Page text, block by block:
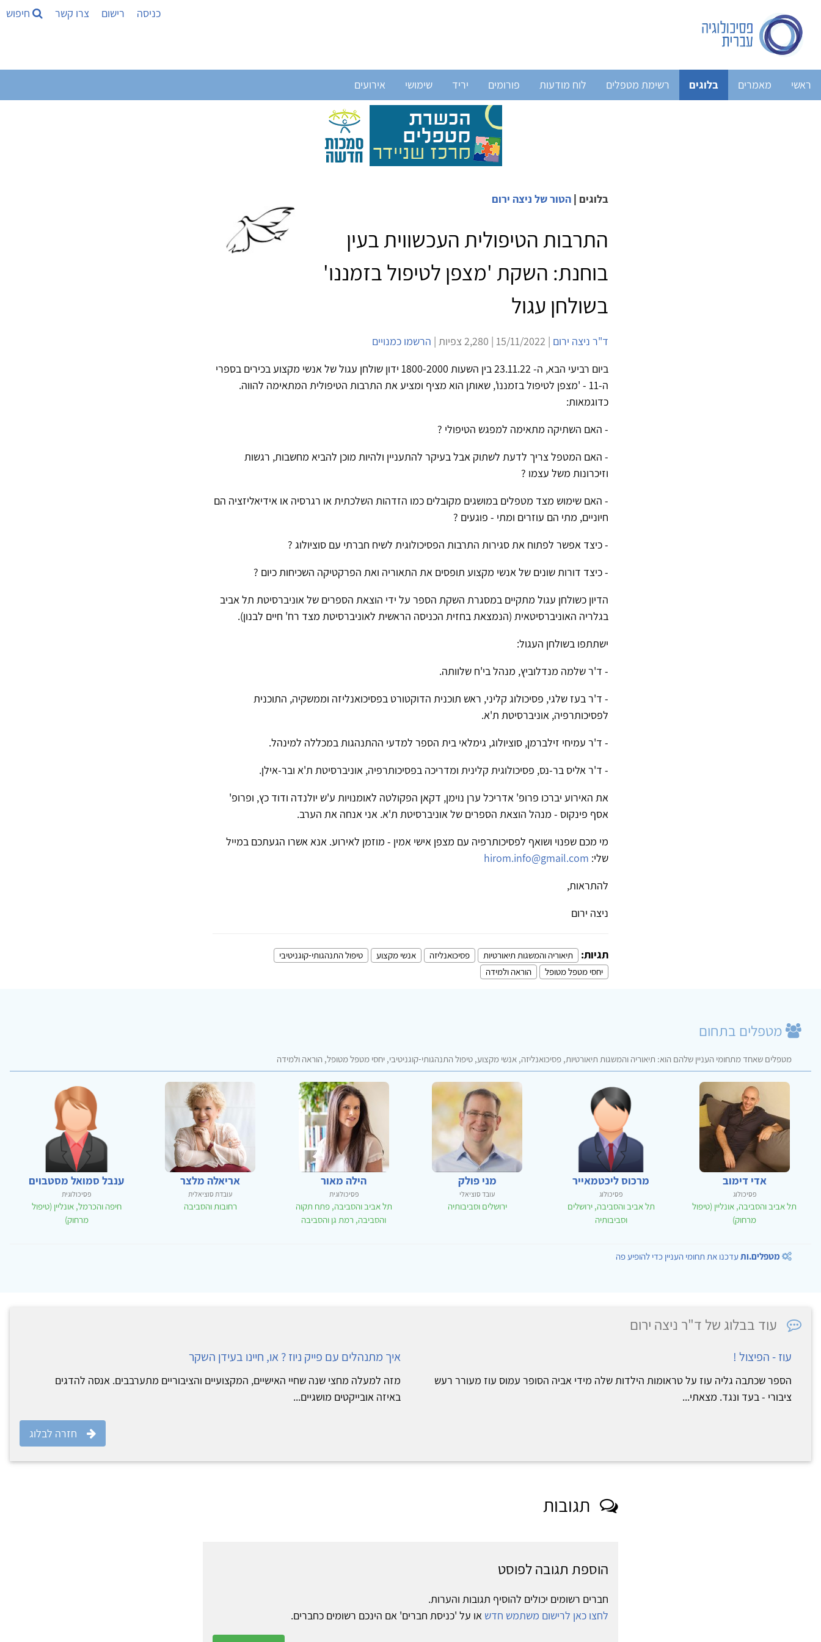
כניסה רישום צרו קשר חיפוש
ראשי מאמרים בלוגים רשימת מטפלים לוח מודעות פורומים יריד שימושי אירועים
בלוגים | הטור של ניצה ירום
התרבות הטיפולית העכשווית בעין
בוחנת: השקת 'מצפן לטיפול בזמננו'
בשולחן עגול
ד"ר ניצה ירום | 15/11/2022 | 2,280 צפיות |
הרשמו כמנויים
ביום רביעי הבא, ה- 23.11.22 בין השעות 1800-2000 ידון שולחן עגול של אנשי מקצוע בכירים בספרי
ה-11 - 'מצפן לטיפול בזמננו', שאותן הוא מציף ומציע את התרבות הטיפולית המתאימה להווה.
כדוגמאות:
- האם השתיקה מתאימה למפגש הטיפולי ?
- האם המטפל צריך לדעת לשתוק אבל בעיקר להתעניין ולהיות מוכן להביא מחשבות, רגשות
וזיכרונות משל עצמו ?
- האם שימוש מצד מטפלים במושגים מקובלים כמו הזדהות השלכתית או רגרסיה או אידיאליזציה הם
חיוניים, מתי הם עוזרים ומתי - פוגעים ?
- כיצד אפשר לפתוח את סגירות התרבות הפסיכולוגית לשיח חברתי עם סוציולוג ?
- כיצד דורות שונים של אנשי מקצוע תופסים את התאוריה ואת הפרקטיקה השכיחות כיום ?
הדיון כשולחן עגול מתקיים במסגרת השקת הספר על ידי הוצאת הספרים של אוניברסיטת תל אביב
בגלריה האוניברסיטאית (הנמצאת בחזית הכניסה הראשית לאוניברסיטת מצד רח' חיים לבנון).
ישתתפו בשולחן העגול:
- ד'ר שלמה מנדלוביץ, מנהל בי'ח שלוותה.
- ד'ר בעז שלגי, פסיכולוג קליני, ראש תוכנית הדוקטורט בפסיכואנליזה וממשקיה, התוכנית
לפסיכותרפיה, אוניברסיטת ת'א.
- ד'ר עמיחי זילברמן, סוציולוג, גימלאי בית הספר למדעי ההתנהגות במכללה למינהל.
- ד'ר אליס בר-נס, פסיכולוגית קלינית ומדריכה בפסיכותרפיה, אוניברסיטת ת'א ובר-אילן.
את האירוע יברכו פרופ' אדריכל ערן נוימן, דקאן הפקולטה לאומנויות ע'ש יולנדה ודוד כץ, ופרופ'
אסף פינקוס - מנהל הוצאת הספרים של אוניברסיטת ת'א. אני אנחה את הערב.
מי מכם שפנוי ושואף לפסיכותרפיה עם מצפן אישי אמין - מוזמן לאירוע. אנא אשרו הגעתכם במייל
שלי: hirom.info@gmail.com
להתראות,
ניצה ירום
תגיות: תיאוריה והמשגות תיאורטיות פסיכואנליזה אנשי מקצוע
טיפול התנהגותי-קוגניטיבי
יחסי מטפל מטופל
הוראה ולמידה
מטפלים בתחום
מטפלים שאחד מתחומי העניין שלהם הוא: תיאוריה והמשגות תיאורטיות, פסיכואנליזה, אנשי מקצוע, טיפול התנהגותי-קוגניטיבי, יחסי מטפל מטופל, הוראה ולמידה
אדי דימוב
פסיכולוג
תל אביב והסביבה, אונליין (טיפול
מרחוק)
מרכוס ליכטמאייר
פסיכולוג
תל אביב והסביבה, ירושלים
וסביבותיה
מני פולק
עובד סוציאלי
ירושלים וסביבותיה
הילה מאור
פסיכולוגית
תל אביב והסביבה, פתח תקוה
והסביבה, רמת גן והסביבה
אריאלה מלצר
עובדת סוציאלית
רחובות והסביבה
ענבל סמואל מסטבוים
פסיכולוגית
חיפה והכרמל, אונליין (טיפול
מרחוק)
מטפלים.ותעדכנו את תחומי העניין כדי להופיע פה
עוד בבלוג של ד"ר ניצה ירום
עוז - הפיצול !
הספר שכתבה גליה עוז על טראומות הילדות שלה מידי אביה הסופר עמוס עוז מעורר רעש
ציבורי - בעד ונגד. מצאתי...
איך מתנהלים עם פייק ניוז ? או, חיינו בעידן השקר
מזה למעלה מחצי שנה שחיי האישיים, המקצועיים והציבוריים מתערבבים. אנסה להדגים
באיזה אובייקטים מושגיים...
חזרה לבלוג
תגובות
הוספת תגובה לפוסט
חברים רשומים יכולים להוסיף תגובות והערות.
לחצו כאן לרישום משתמש חדש או על 'כניסת חברים' אם הינכם רשומים כחברים.